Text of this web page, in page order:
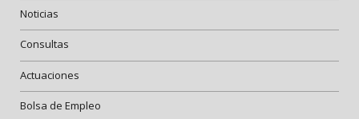
Noticias
Consultas
Actuaciones
Bolsa de Empleo